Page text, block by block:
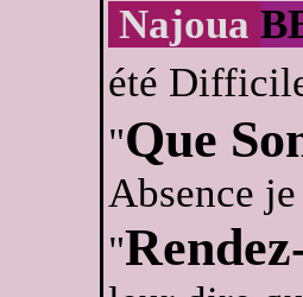
Najoua
été
"Que
Absence
"